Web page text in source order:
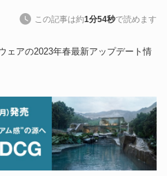
この記事は約1分54秒で読めます
ェアの2023年春最新アップデート情